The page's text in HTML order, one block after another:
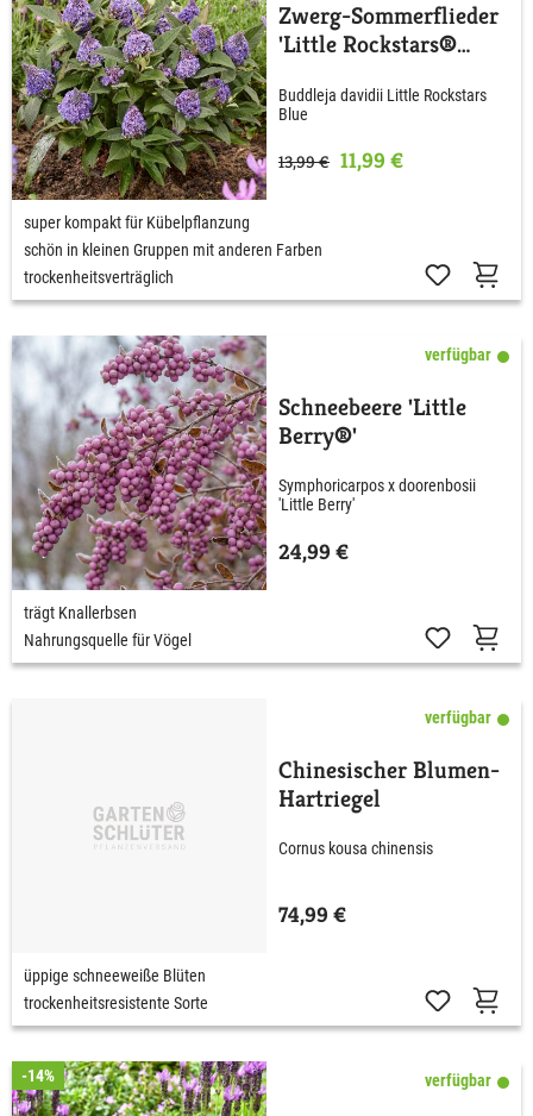
Zwerg-Sommerflieder
'Little Rockstars®
Buddleja davidii Little Rockstars
Blue
13,99 € 11,99 €
super kompakt für Kübelpflanzung
schön in kleinen Gruppen mit anderen Farben
trockenheitsverträglich
verfügbar
Schneebeere 'Little
Berry®'
Symphoricarpos x doorenbosii
'Little Berry'
24,99 €
trägt Knallerbsen
Nahrungsquelle für Vögel
verfügbar
Chinesischer Blumen-
Hartriegel
Cornus kousa chinensis
74,99 €
üppige schneeweiße Blüten
trockenheitsresistente Sorte
-14% verfügbar